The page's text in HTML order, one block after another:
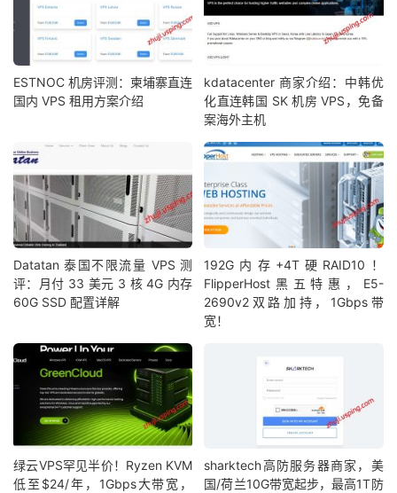
ESTNOC 机房评测：柬埔寨直连
国内 VPS 租用方案介绍
kdatacenter 商家介绍：中韩优
化直连韩国 SK 机房 VPS，免备
案海外主机
Datatan 泰国不限流量 VPS 测
评：月付 33 美元 3 核 4G 内存
60G SSD 配置详解
192G内存+4T硬RAID10！
FlipperHost黑五特惠，E5-
2690v2双路加持，1Gbps带
宽！
绿云VPS罕见半价！Ryzen KVM
低至$24/年，1Gbps大带宽，
sharktech高防服务器商家，美
国/荷兰10G带宽起步，最高1T防